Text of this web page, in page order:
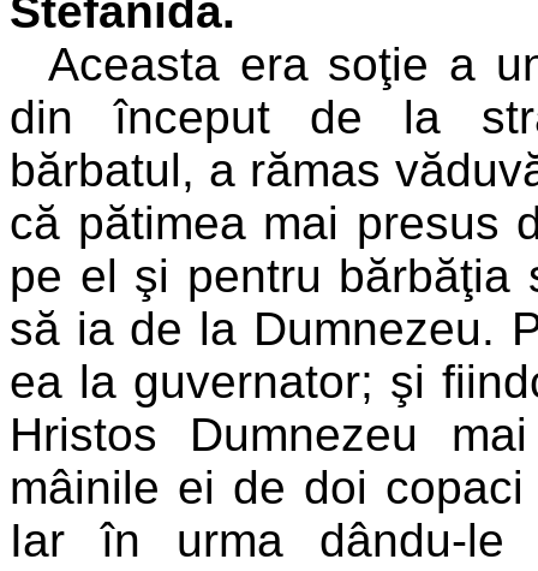
Stefanida.
Aceasta era soţie a
din început de la
bărbatul, a rămas
că pătimea mai presus
pe el şi pentru bărbăţia
să ia de la Dumnezeu.
ea la guvernator; şi
Hristos Dumnezeu
mâinile ei de doi
Iar în urma dându-le